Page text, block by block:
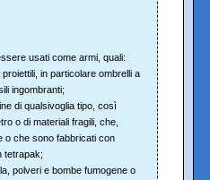
usati come armi, quali:
in particolare ombrelli a
ingombranti;
di qualsivoglia tipo, così
o di materiali fragili, che,
o che sono fabbricati con
tetrapak;
polveri e bombe fumogene o